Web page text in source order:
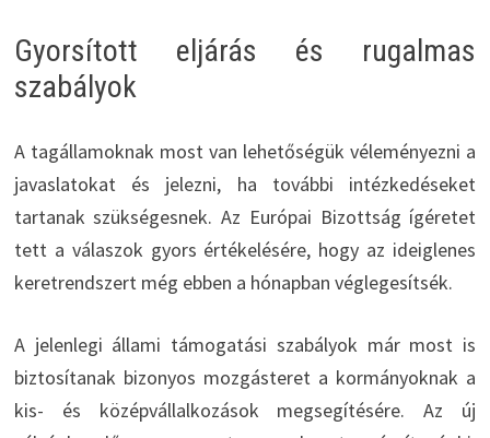
Gyorsított eljárás és rugalmas
szabályok
A tagállamoknak most van lehetőségük véleményezni a
javaslatokat és jelezni, ha további intézkedéseket
tartanak szükségesnek. Az Európai Bizottság ígéretet
tett a válaszok gyors értékelésére, hogy az ideiglenes
keretrendszert még ebben a hónapban véglegesítsék.
A jelenlegi állami támogatási szabályok már most is
biztosítanak bizonyos mozgásteret a kormányoknak a
kis- és középvállalkozások megsegítésére. Az új